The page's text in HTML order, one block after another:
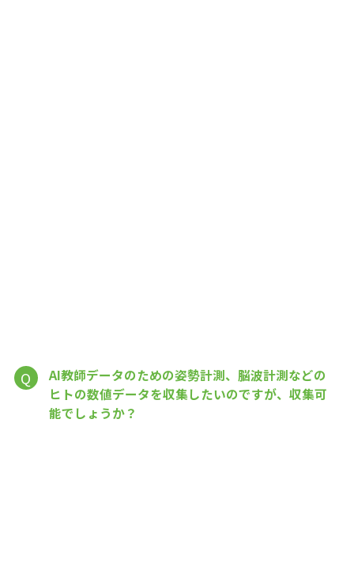
Q
AI教師データのための姿勢計測、脳波計測などの
ヒトの数値データを収集したいのですが、収集可
能でしょうか？